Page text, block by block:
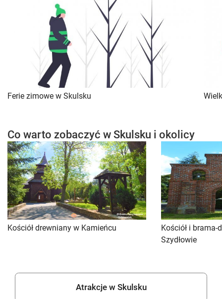
Ferie zimowe w Skulsku
Co warto zobaczyć w Skulsku i okolicy
Kościół drewniany w Kamieńcu
Kościół i brama-
Szydłowie
Atrakcje w Skulsku